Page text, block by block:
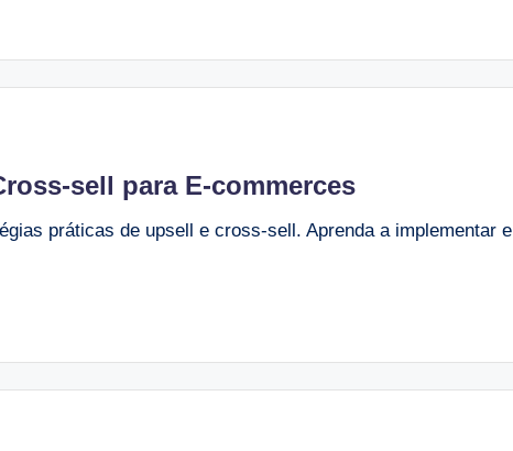
sell para E-commerces
práticas de upsell e cross-sell. Aprenda a implementar e